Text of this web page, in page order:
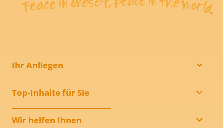
Ihr Anliegen
Top-Inhalte für Sie
Wir helfen Ihnen